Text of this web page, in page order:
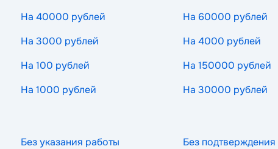
На 40000 рублей На 60000 рублей
На 3000 рублей На 4000 рублей
На 100 рублей На 150000 рублей
На 1000 рублей На 30000 рублей
Без указания работы Без подтверждения